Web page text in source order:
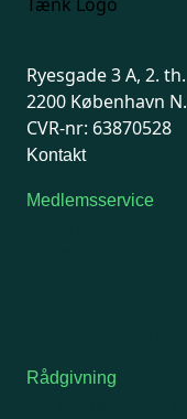
Ryesgade 3 A, 2. th.
2200 København N.
CVR-nr: 63870528
Kontakt
Medlemsservice
Rådgivning